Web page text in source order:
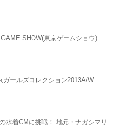
SHOW(東京ゲームショウ)...
ガールズコレクション2013A/W ...
水着CMに挑戦！ 地元・ナガシマリ...